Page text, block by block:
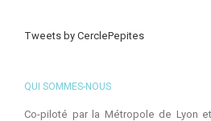
Tweets by CerclePepites
QUI SOMMES-NOUS
Co-piloté par la Métropole de Lyon et